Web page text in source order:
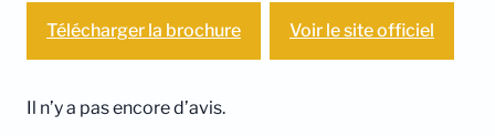
Télécharger la brochure Voir le site officiel
Il n’y a pas encore d’avis.